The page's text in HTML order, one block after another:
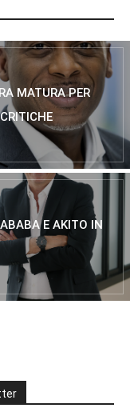
MATURA PER
E AKITO IN